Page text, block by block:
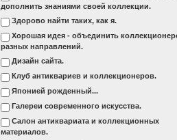
дополнить знаниями своей коллекции.
Здорово найти таких, как я.
Хорошая идея - объединить
разных направлений.
Дизайн сайта.
Клуб антиквариев и коллекционеров.
Японией рожденный...
Галереи современного искусства.
Салон антиквариата и коллекционных
материалов.